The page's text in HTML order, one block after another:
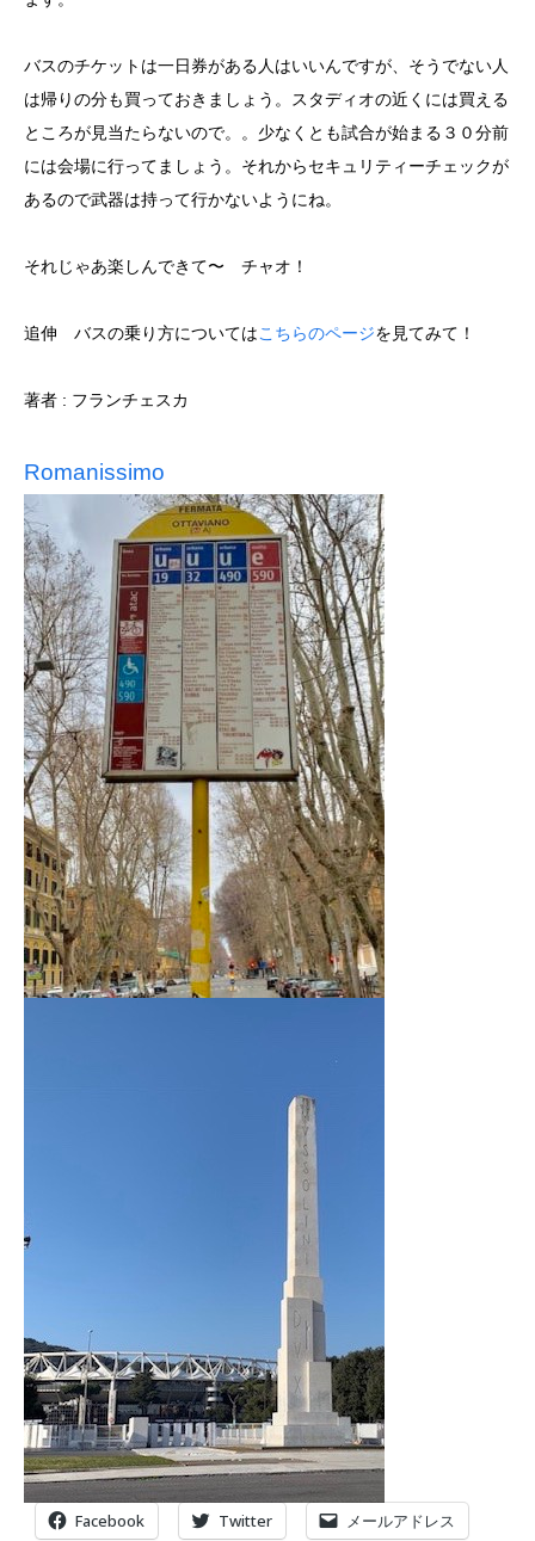
バスのチケットは一日券がある人はいいんですが、そうでない人
は帰りの分も買っておきましょう。スタディオの近くには買える
ところが見当たらないので。。少なくとも試合が始まる３０分前
には会場に行ってましょう。それからセキュリティーチェックが
あるので武器は持って行かないようにね。
それじゃあ楽しんできて〜 チャオ！
追伸 バスの乗り方についてはこちらのページを見てみて！
著者 : フランチェスカ
Romanissimo
Facebook Twitter メールアドレス